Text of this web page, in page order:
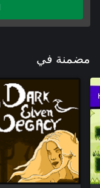
مضمنة في